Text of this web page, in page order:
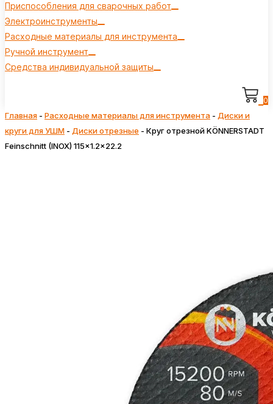
Приспособления для сварочных работ
Электроинструменты
Расходные материалы для инструмента
Ручной инструмент
Средства индивидуальной защиты
0
Главная - Расходные материалы для инструмента - Диски и
круги для УШМ - Диски отрезные - Круг отрезной KÖNNERSTADT
Feinschnitt (INOX) 115x1.2x22.2